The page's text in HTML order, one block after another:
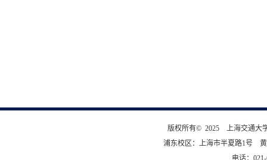
版权所有© 2025 上海交通大
浦东校区：上海市半夏路1号
电话：